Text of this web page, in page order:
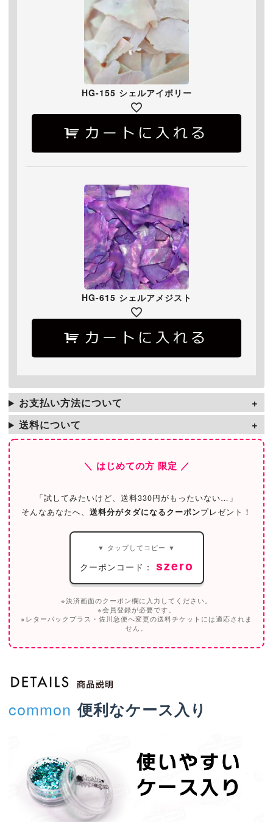
HG-155 シェルアイボリー
HG-615 シェルアメジスト
お支払い方法について
送料について
＼ はじめての方 限定 ／
「試してみたいけど、送料330円がもったいない…」
そんなあなたへ、 送料分がタダになるクーポンプレゼント！
▼ タップしてコピー ▼
クーポンコード： szero
※決済画面のクーポン欄に入力してください。
※会員登録が必要です。
※レターパックプラス・佐川急便へ変更の送料チケットには適応されま
せん。
common 便利なケース入り